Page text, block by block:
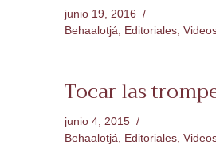
junio 19, 2016
Behaalotjá, Editoriales,
Tocar las
junio 4, 2015
Behaalotjá, Editoriales,